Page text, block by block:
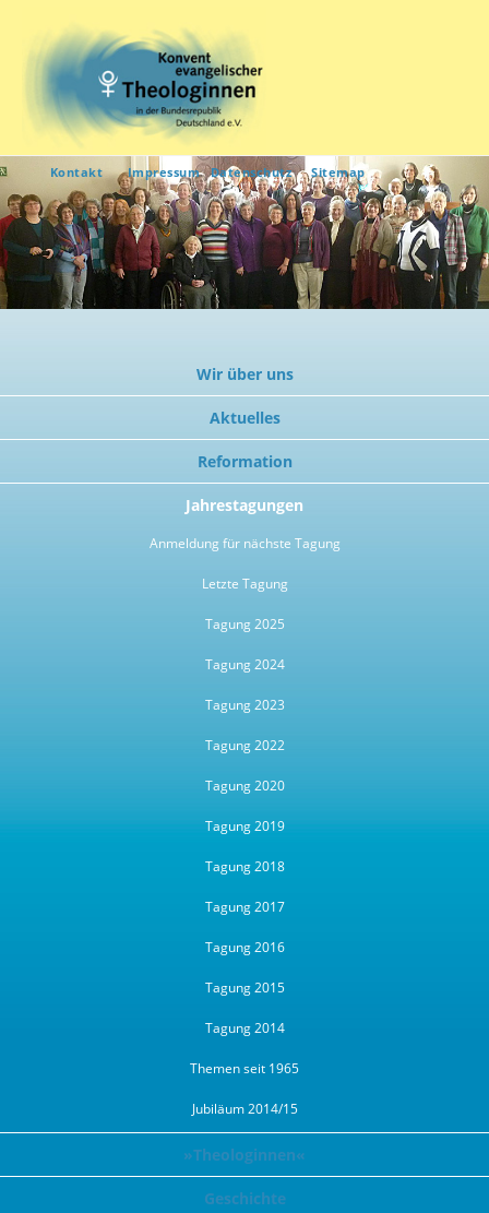
Kontakt Impressum Datenschutz Sitemap
Wir über uns
Aktuelles
Reformation
Jahrestagungen
Anmeldung für nächste Tagung
Letzte Tagung
Tagung 2025
Tagung 2024
Tagung 2023
Tagung 2022
Tagung 2020
Tagung 2019
Tagung 2018
Tagung 2017
Tagung 2016
Tagung 2015
Tagung 2014
Themen seit 1965
Jubiläum 2014/15
»Theologinnen«
Geschichte